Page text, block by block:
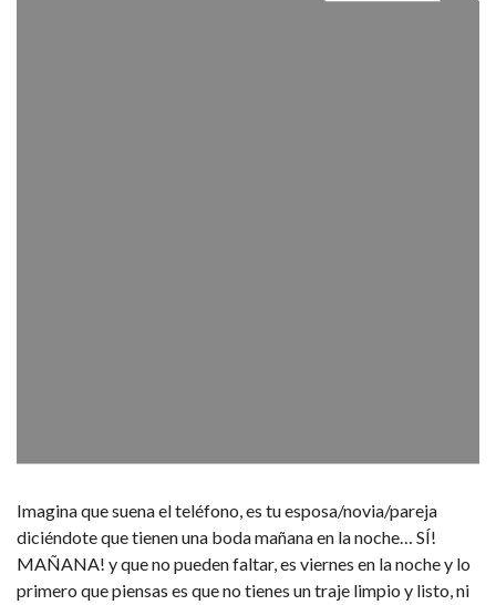
Imagina que suena el teléfono, es tu esposa/novia/pareja
diciéndote que tienen una boda mañana en la noche… SÍ!
MAÑANA! y que no pueden faltar, es viernes en la noche y lo
primero que piensas es que no tienes un traje limpio y listo, ni